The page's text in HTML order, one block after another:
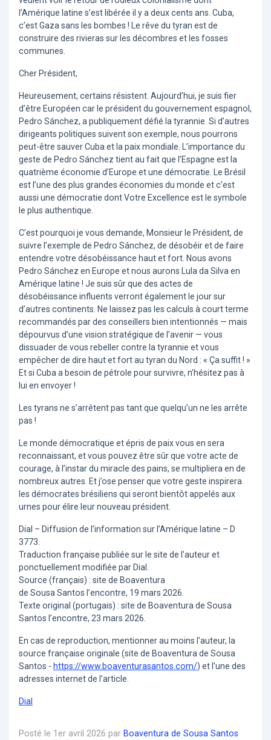
l’Amérique latine s’est libérée il y a deux cents ans. Cuba,
c’est Gaza sans les bombes ! Le rêve du tyran est de
construire des rivieras sur les décombres et les fosses
communes.
Cher Président,
Heureusement, certains résistent. Aujourd’hui, je suis fier
d’être Européen car le président du gouvernement espagnol,
Pedro Sánchez, a publiquement défié la tyrannie. Si d’autres
dirigeants politiques suivent son exemple, nous pourrons
peut-être sauver Cuba et la paix mondiale. L’importance du
geste de Pedro Sánchez tient au fait que l’Espagne est la
quatrième économie d’Europe et une démocratie. Le Brésil
est l’une des plus grandes économies du monde et c’est
aussi une démocratie dont Votre Excellence est le symbole
le plus authentique.
C’est pourquoi je vous demande, Monsieur le Président, de
suivre l’exemple de Pedro Sánchez, de désobéir et de faire
entendre votre désobéissance haut et fort. Nous avons
Pedro Sánchez en Europe et nous aurons Lula da Silva en
Amérique latine ! Je suis sûr que des actes de
désobéissance influents verront également le jour sur
d’autres continents. Ne laissez pas les calculs à court terme
recommandés par des conseillers bien intentionnés — mais
dépourvus d’une vision stratégique de l’avenir — vous
dissuader de vous rebeller contre la tyrannie et vous
empêcher de dire haut et fort au tyran du Nord : « Ça suffit ! »
Et si Cuba a besoin de pétrole pour survivre, n’hésitez pas à
lui en envoyer !
Les tyrans ne s’arrêtent pas tant que quelqu’un ne les arrête
pas !
Le monde démocratique et épris de paix vous en sera
reconnaissant, et vous pouvez être sûr que votre acte de
courage, à l’instar du miracle des pains, se multipliera en de
nombreux autres. Et j’ose penser que votre geste inspirera
les démocrates brésiliens qui seront bientôt appelés aux
urnes pour élire leur nouveau président.
Dial – Diffusion de l’information sur l’Amérique latine – D
3773.
Traduction française publiée sur le site de l’auteur et
ponctuellement modifiée par Dial.
Source (français) : site de Boaventura
de Sousa Santos l’encontre, 19 mars 2026.
Texte original (portugais) : site de Boaventura de Sousa
Santos l’encontre, 23 mars 2026.
En cas de reproduction, mentionner au moins l’auteur, la
source française originale (site de Boaventura de Sousa
Santos - https://www.boaventurasantos.com/) et l’une des
adresses internet de l’article.
Dial
Posté le 1er avril 2026 par Boaventura de Sousa Santos